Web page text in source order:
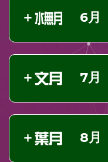
6月
7月
8月